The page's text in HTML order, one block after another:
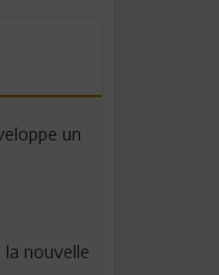
un
la nouvelle